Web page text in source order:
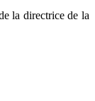
la directrice de la